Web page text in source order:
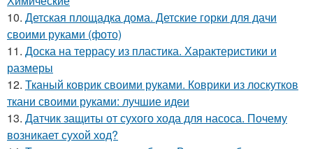
10. Детская площадка дома. Детские горки для дачи
своими руками (фото)
11. Доска на террасу из пластика. Характеристики и
размеры
12. Тканый коврик своими руками. Коврики из лоскутков
ткани своими руками: лучшие идеи
13. Датчик защиты от сухого хода для насоса. Почему
возникает сухой ход?